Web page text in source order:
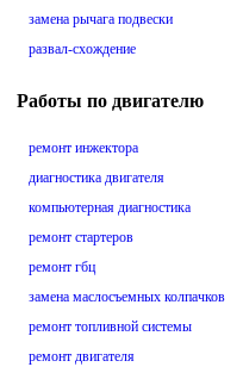
замена рычага подвески
развал-схождение
Работы по двигателю
ремонт инжектора
диагностика двигателя
компьютерная диагностика
ремонт стартеров
ремонт гбц
замена маслосъемных колпачков
ремонт топливной системы
ремонт двигателя